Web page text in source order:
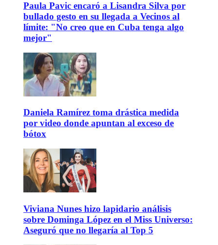
Paula Pavic encaró a Lisandra Silva por
bullado gesto en su llegada a Vecinos al
límite: "No creo que en Cuba tenga algo
mejor"
Daniela Ramírez toma drástica medida
por video donde apuntan al exceso de
bótox
Viviana Nunes hizo lapidario análisis
sobre Dominga López en el Miss Universo:
Aseguró que no llegaría al Top 5